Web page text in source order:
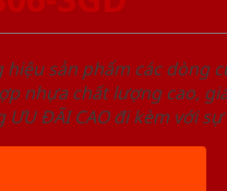
sản phẩm các
nhựa chất lượng cao,
ĐÃI CAO đi kèm với